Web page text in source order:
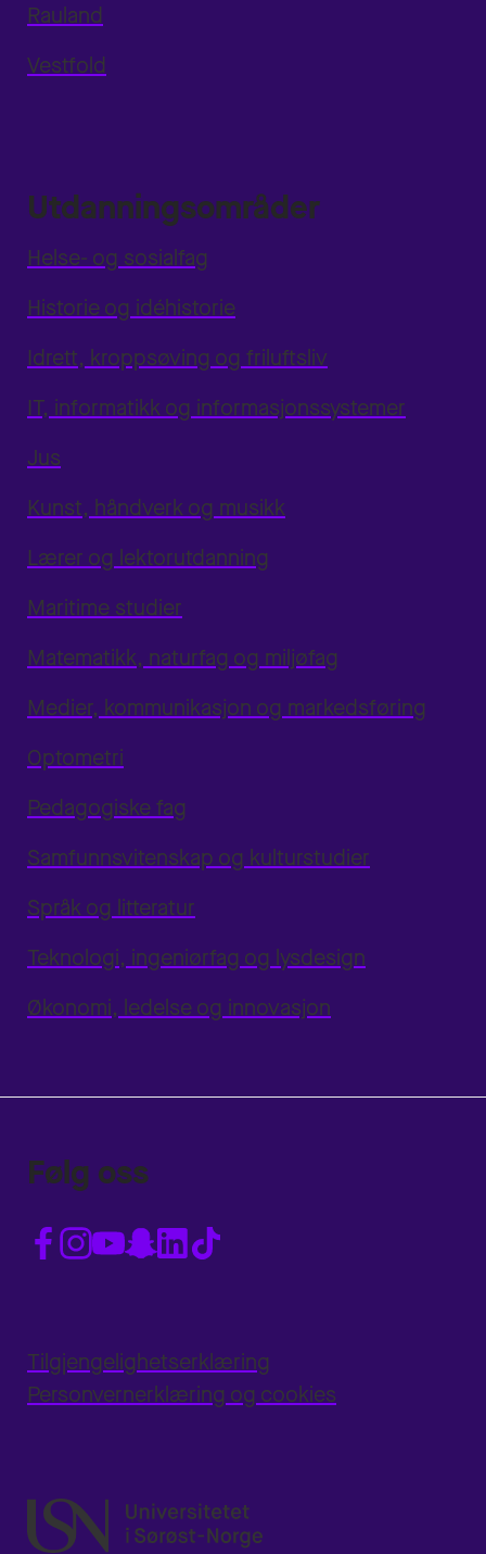
Rauland
Vestfold
Utdanningsområder
Helse- og sosialfag
Historie og idéhistorie
Idrett, kroppsøving og friluftsliv
IT, informatikk og informasjonssystemer
Jus
Kunst, håndverk og musikk
Lærer og lektorutdanning
Maritime studier
Matematikk, naturfag og miljøfag
Medier, kommunikasjon og markedsføring
Optometri
Pedagogiske fag
Samfunnsvitenskap og kulturstudier
Språk og litteratur
Teknologi, ingeniørfag og lysdesign
Økonomi, ledelse og innovasjon
Følg oss
Tilgjengelighetserklæring
Personvernerklæring og cookies